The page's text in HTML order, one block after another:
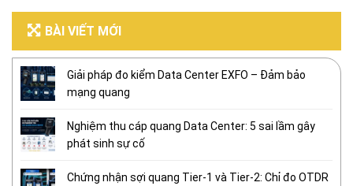
BÀI VIẾT MỚI
Giải pháp đo kiểm Data Center EXFO – Đảm bảo
mạng quang
Nghiệm thu cáp quang Data Center: 5 sai lầm gây
phát sinh sự cố
Chứng nhận sợi quang Tier-1 và Tier-2: Chỉ đo OTDR